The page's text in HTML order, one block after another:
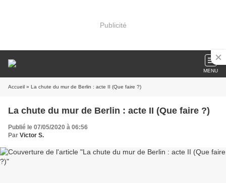
Publicité
MENU
Accueil » La chute du mur de Berlin : acte II (Que faire ?)
La chute du mur de Berlin : acte II (Que faire ?)
Publié le 07/05/2020 à 06:56
Par Victor S.